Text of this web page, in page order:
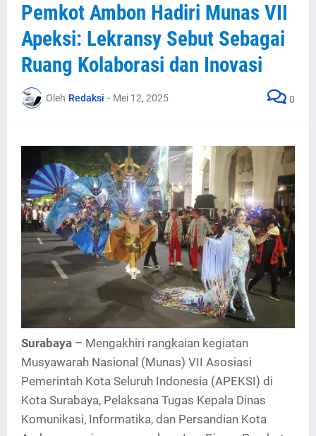
Pemkot Ambon Hadiri Munas VII
Apeksi: Lekransy Sebut Sebagai
Ruang Kolaborasi dan Inovasi
Oleh Redaksi - Mei 12, 2025 0
Surabaya – Mengakhiri rangkaian kegiatan
Musyawarah Nasional (Munas) VII Asosiasi
Pemerintah Kota Seluruh Indonesia (APEKSI) di
Kota Surabaya, Pelaksana Tugas Kepala Dinas
Komunikasi, Informatika, dan Persandian Kota